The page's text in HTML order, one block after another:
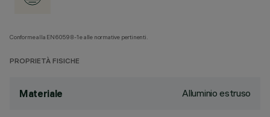
Conforme alla EN60598-1 e alle normative pertinenti.
PROPRIETÀ FISICHE
Materiale Alluminio estruso